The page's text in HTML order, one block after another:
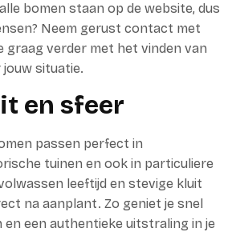
bomen staan op de website, dus
Neem gerust contact met
graag verder met het vinden van
situatie.
en sfeer
passen perfect in
tuinen en ook in particuliere
leeftijd en stevige kluit
na aanplant. Zo geniet je snel
en een authentieke uitstraling in je